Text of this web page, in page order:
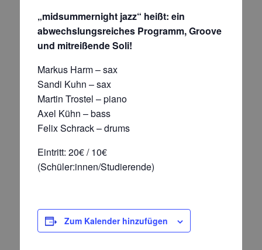
„midsummernight jazz“ heißt: ein
abwechslungsreiches Programm, Groove
und mitreißende Soli!
Markus Harm – sax
Sandi Kuhn – sax
Martin Trostel – piano
Axel Kühn – bass
Felix Schrack – drums
Eintritt: 20€ / 10€
(Schüler:innen/Studierende)
Zum Kalender hinzufügen